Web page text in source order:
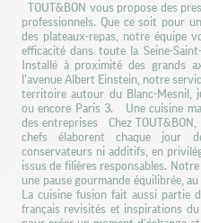
TOUT&BON vous propose des
professionnels. Que ce soit pour
des plateaux-repas, notre équipe
efficacité dans toute la Seine-
Installé à proximité des grands
l’avenue Albert Einstein, notre
territoire autour du Blanc-Mesnil,
ou encore Paris 3. Une cuisine
des entreprises Chez
chefs élaborent chaque jour
conservateurs ni additifs, en
issus de filières responsables.
une pause gourmande équilibrée,
La cuisine fusion fait aussi partie
français revisités et inspirations du